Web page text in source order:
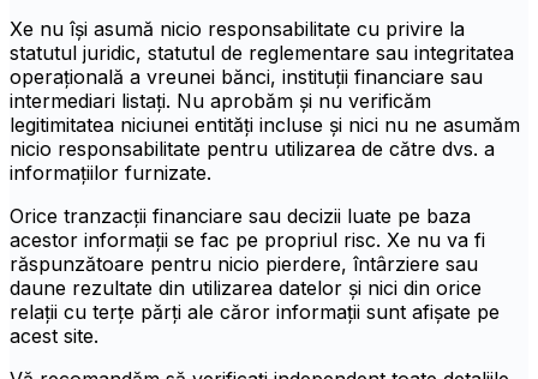
Xe nu își asumă nicio responsabilitate cu privire la
statutul juridic, statutul de reglementare sau integritatea
operațională a vreunei bănci, instituții financiare sau
intermediari listați. Nu aprobăm și nu verificăm
legitimitatea niciunei entități incluse și nici nu ne asumăm
nicio responsabilitate pentru utilizarea de către dvs. a
informațiilor furnizate.
Orice tranzacții financiare sau decizii luate pe baza
acestor informații se fac pe propriul risc. Xe nu va fi
răspunzătoare pentru nicio pierdere, întârziere sau
daune rezultate din utilizarea datelor și nici din orice
relații cu terțe părți ale căror informații sunt afișate pe
acest site.